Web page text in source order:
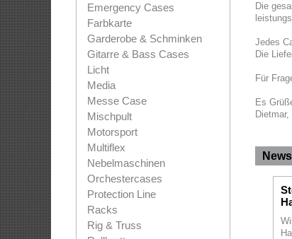
Emergency Cases
Farbkarte
Garderobe & Schminken
Gitarre & Bass Cases
Licht
Media
Messe Case
Mischpult
Motorsport
Multiflex
Nebelmaschinen
Orchestercases
Protection Line
Racks
Rig & Truss
Die
Jedes
Die
Für
Es